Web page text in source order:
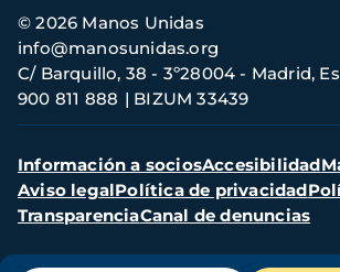
Información
de
contacto
© 2026 Manos Unidas
C/ Barquillo, 38 - 3º28004 - Madrid,
900 811 888
BIZUM 33439
info@manosunidas.org
Menú
secundario
Información a sociosAccesibilidad
Aviso legalPolítica de privacidad
TransparenciaCanal de denuncias